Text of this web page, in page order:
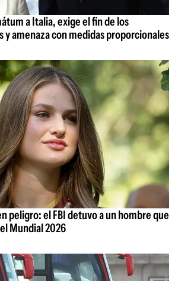
a Italia, exige el fin de los
amenaza con medidas proporcionales
peligro: el FBI detuvo a un hombre que
Mundial 2026